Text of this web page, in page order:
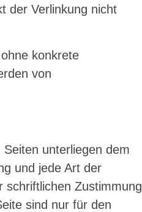
der Verlinkung nicht
konkrete
von
unterliegen dem
und jede Art der
schriftlichen Zustimmung
sind nur für den